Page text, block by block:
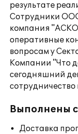
результате
Сотрудники
компания
оперативные
вопросам у
Компании "Что
сегодняшний
Выполнены
Доставка